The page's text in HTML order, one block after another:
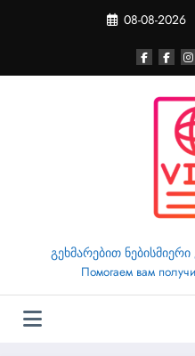
08-08-2026
გეხმარებით ნებისმიერი
Помогаем вам